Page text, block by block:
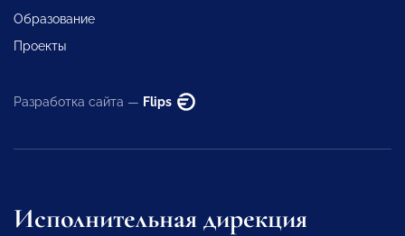
Образование
Проекты
Разработка сайта — Flips
Исполнительная дирекция